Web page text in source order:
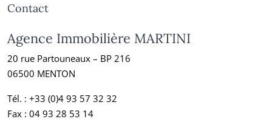
Contact
Agence Immobilière MARTINI
20 rue Partouneaux – BP 216
06500 MENTON
Tél. : +33 (0)4 93 57 32 32
Fax : 04 93 28 53 14